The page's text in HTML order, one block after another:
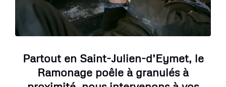
Partout en Saint-Julien-d’Eymet, le
Ramonage poêle à granulés à